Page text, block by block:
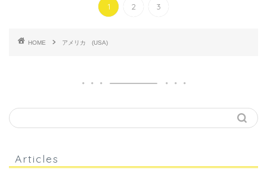
1 2 3
HOME アメリカ (USA)
Articles